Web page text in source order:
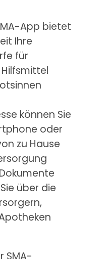
App bietet
Ihre
für
können Sie
oder
zu Hause
über die
SMA-